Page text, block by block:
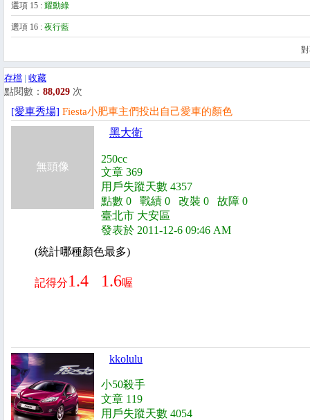
選項 14 :
選項 15 :
選項 15 : 耀動綠
選項 16 : 夜行藍
存檔 | 收藏
點閱數： 88,029 次
[愛車秀場] Fiesta小肥車主們投出自己愛車的顏色
無頭像
黑大衛
250cc
文章 369
用戶失蹤天數 4357
點數 0 戰績 0 改裝 0 故障 0
臺北市 大安區
發表於 2011-12-6 09:46 AM
(統計哪種顏色最多)
記得分1.4 1.6喔
kkolulu
小50殺手
文章 119
用戶失蹤天數 4054